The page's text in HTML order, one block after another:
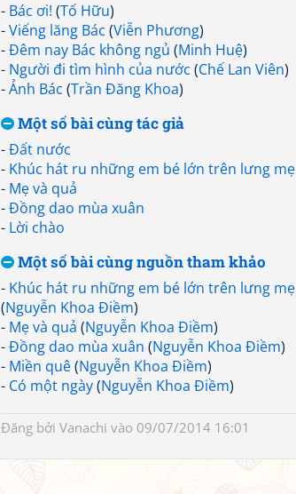
- Bác ơi! (Tố Hữu)
-Viếng lăng Bác (Viễn Phương)
-Đêm nay Bác không ngủ (Minh Huệ)
- Người đi tìm hình của nước (Chế Lan Viên)
-Ảnh Bác (Trần Đăng Khoa)
Một số bài cùng tác giả
-Đất nước
- Khúc hát ru những em bé lớn trên lưng mẹ
- Mẹ và quả
-Đồng dao mùa xuân
- Lời chào
Một số bài cùng nguồn tham khảo
- Khúc hát ru những em bé lớn trên lưng mẹ
(Nguyễn Khoa Điềm)
- Mẹ và quả (Nguyễn Khoa Điềm)
-Đồng dao mùa xuân (Nguyễn Khoa Điềm)
- Miền quê(Nguyễn Khoa Điềm)
- Có một ngày(Nguyễn Khoa Điềm)
Đăng bởi Vanachi vào 09/07/2014 16:01